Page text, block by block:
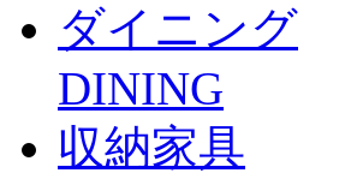
ダイニング
DINING
収納家具